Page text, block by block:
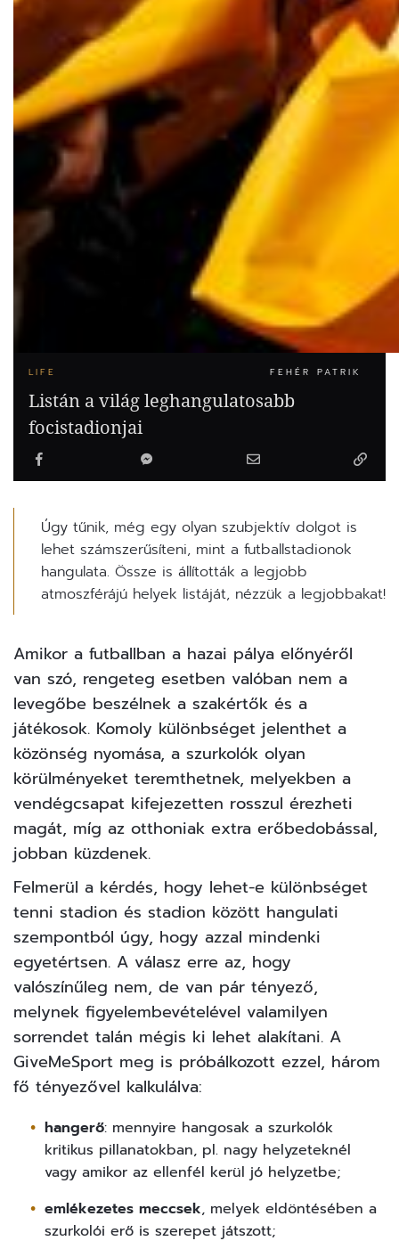
LIFE FEHÉR PATRIK
Listán a világ leghangulatosabb
focistadionjai
Úgy tűnik, még egy olyan szubjektív dolgot is
lehet számszerűsíteni, mint a futballstadionok
hangulata. Össze is állították a legjobb
atmoszférájú helyek listáját, nézzük a legjobbakat!
Amikor a futballban a hazai pálya előnyéről
van szó, rengeteg esetben valóban nem a
levegőbe beszélnek a szakértők és a
játékosok. Komoly különbséget jelenthet a
közönség nyomása, a szurkolók olyan
körülményeket teremthetnek, melyekben a
vendégcsapat kifejezetten rosszul érezheti
magát, míg az otthoniak extra erőbedobással,
jobban küzdenek.
Felmerül a kérdés, hogy lehet-e különbséget
tenni stadion és stadion között hangulati
szempontból úgy, hogy azzal mindenki
egyetértsen. A válasz erre az, hogy
valószínűleg nem, de van pár tényező,
melynek figyelembevételével valamilyen
sorrendet talán mégis ki lehet alakítani. A
GiveMeSport meg is próbálkozott ezzel, három
fő tényezővel kalkulálva:
hangerő: mennyire hangosak a szurkolók
kritikus pillanatokban, pl. nagy helyzeteknél
vagy amikor az ellenfél kerül jó helyzetbe;
emlékezetes meccsek, melyek eldöntésében a
szurkolói erő is szerepet játszott;